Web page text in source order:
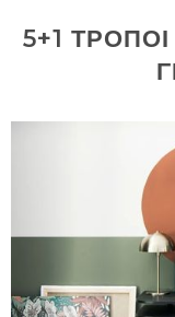
5+1